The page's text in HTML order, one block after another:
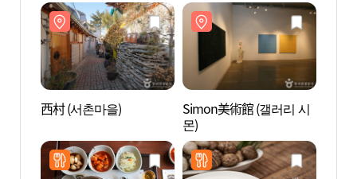
西村 (서촌마을)
Simon美術館 (갤러리 시
몬)